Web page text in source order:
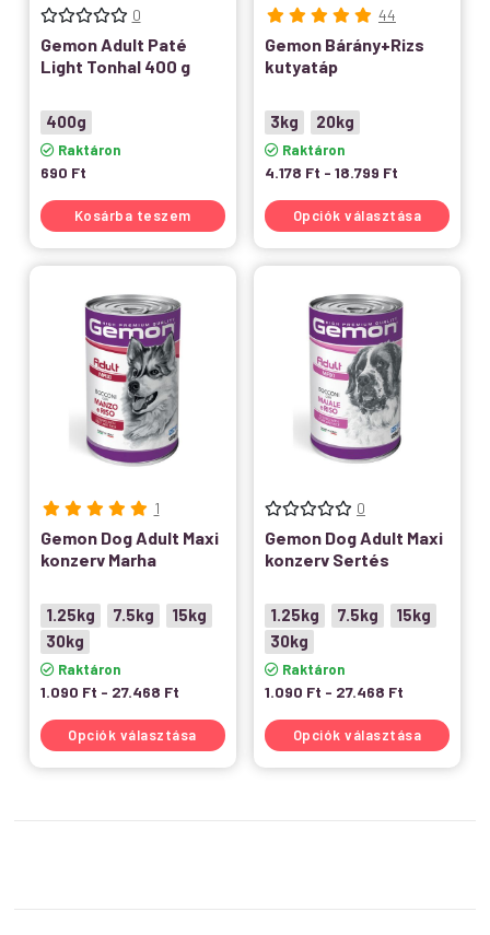
0
Gemon Adult Paté
Light Tonhal 400 g
400g
Raktáron
690 Ft
Kosárba teszem
44
Gemon Bárány+Rizs
kutyatáp
3kg 20kg
Raktáron
4.178 Ft - 18.799 Ft
Opciók választása
1
Gemon Dog Adult Maxi
konzerv Marha
1.25kg 7.5kg
15kg
30kg
Raktáron
1.090 Ft - 27.468 Ft
Opciók választása
0
Gemon Dog Adult Maxi
konzerv Sertés
1.25kg 7.5kg
15kg
30kg
Raktáron
1.090 Ft - 27.468 Ft
Opciók választása